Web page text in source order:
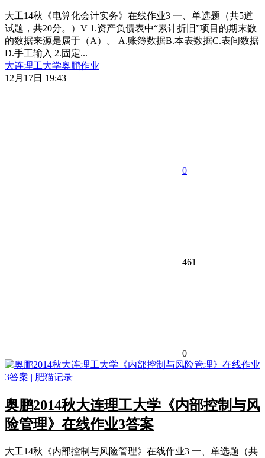
大工14秋《电算化会计实务》在线作业3 一、单选题（共5道
试题，共20分。）V 1.资产负债表中“累计折旧”项目的期末数
的数据来源是属于（A）。 A.账簿数据B.本表数据C.表间数据
D.手工输入 2.固定...
大连理工大学奥鹏作业
12月17日 19:43
0
461
0
奥鹏2014秋大连理工大学《内部控制与风
险管理》在线作业3答案
大工14秋《内部控制与风险管理》在线作业3 一、单选题（共